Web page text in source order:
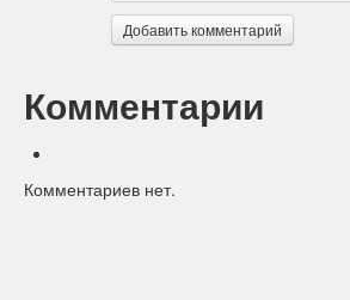
Добавить комментарий
Комментарии
Комментариев нет.